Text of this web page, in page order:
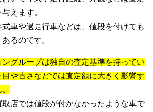
えます。
車や過走行車などは、値段を付けても
るのです。
ングループは独自の査定基準を持ってい
目や古さなどでは査定額に大きく影響す
取店では値段が付かなかったような車で